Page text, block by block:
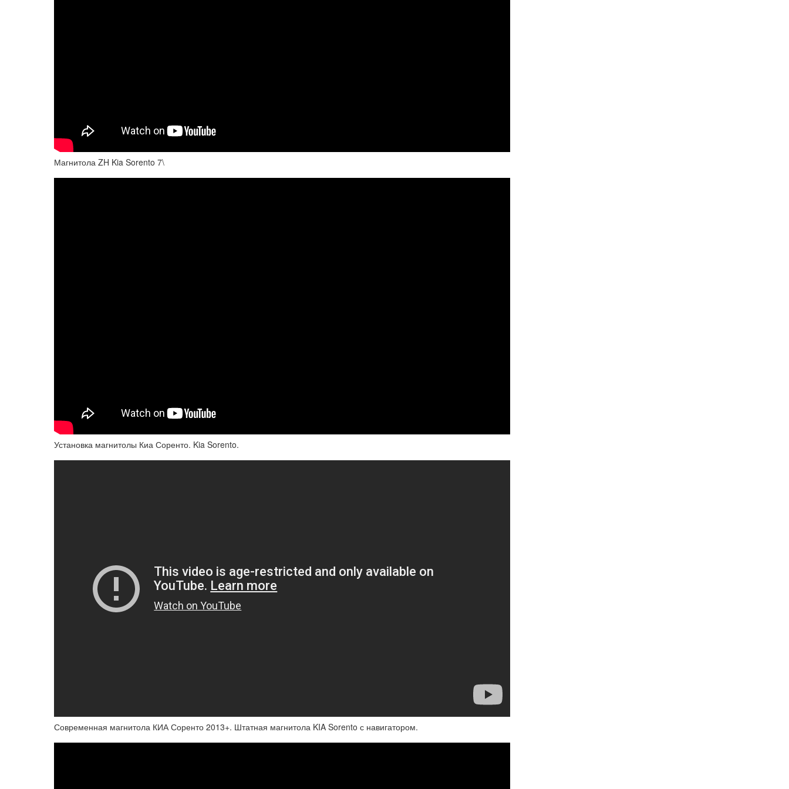
Магнитола ZH Kia Sorento 7\
Установка магнитолы Киа Соренто. Kia Sorento.
Современная магнитола КИА Соренто 2013+. Штатная магнитола KIA Sorento с навигатором.